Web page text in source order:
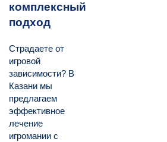
комплексный
подход
Страдаете от
игровой
зависимости? В
Казани мы
предлагаем
эффективное
лечение
игромании с